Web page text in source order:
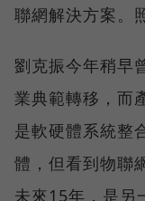
聯網解決方案。
劉克振今年稍早
業典範轉移，而
是軟硬體系統整
體，但看到物聯
未來15年，是另